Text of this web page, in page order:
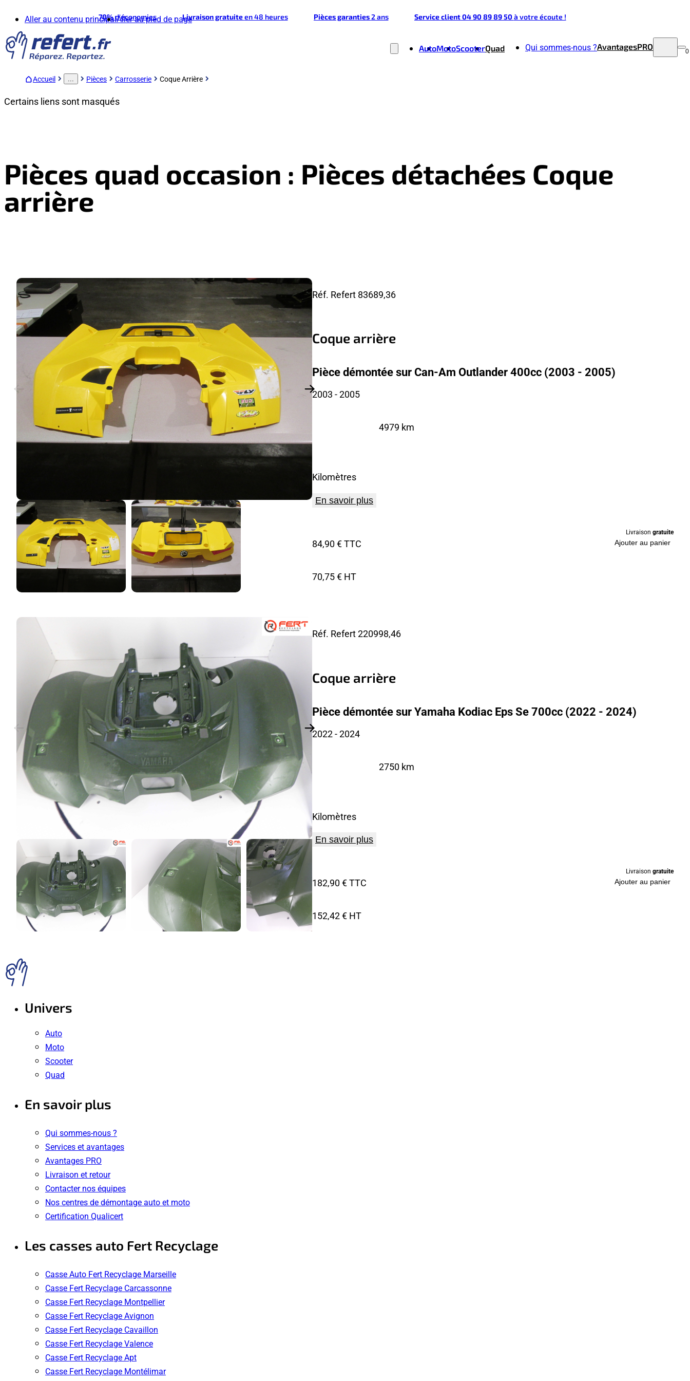
Aller au contenu principalAller au pied de page
70%d'économies Livraison gratuiteen 48 heures Pièces garanties2 ans Service client 04 90 89 89 50à votre écoute !
AutoMotoScooterQuad Qui sommes-nous ?AvantagesPRO 0
Accueil ... Pièces Carrosserie Coque Arrière
Certains liens sont masqués
Pièces quad occasion : Pièces détachées Coque
arrière
Réf. Refert 83689,36
Coque arrière
Pièce démontée sur Can-Am Outlander 400cc (2003 - 2005)
2003 - 2005
Kilomètres
4979 km
En savoir plus
84,90 € TTC
70,75 € HT
Livraison gratuite
Ajouter au panier
Réf. Refert220998,46
Coque arrière
Pièce démontée sur Yamaha Kodiac Eps Se 700cc (2022 - 2024)
2022- 2024
Kilomètres
2750 km
En savoir plus
182,90 € TTC
152,42 € HT
Livraison gratuite
Ajouter au panier
Univers
Auto
Moto
Scooter
Quad
En savoir plus
Qui sommes-nous ?
Services et avantages
Avantages PRO
Livraison et retour
Contacter nos équipes
Nos centres de démontage auto et moto
Certification Qualicert
Les casses auto Fert Recyclage
Casse Auto Fert Recyclage Marseille
Casse Fert Recyclage Carcassonne
Casse Fert Recyclage Montpellier
Casse Fert Recyclage Avignon
Casse Fert Recyclage Cavaillon
Casse Fert Recyclage Valence
Casse Fert Recyclage Apt
Casse Fert Recyclage Montélimar